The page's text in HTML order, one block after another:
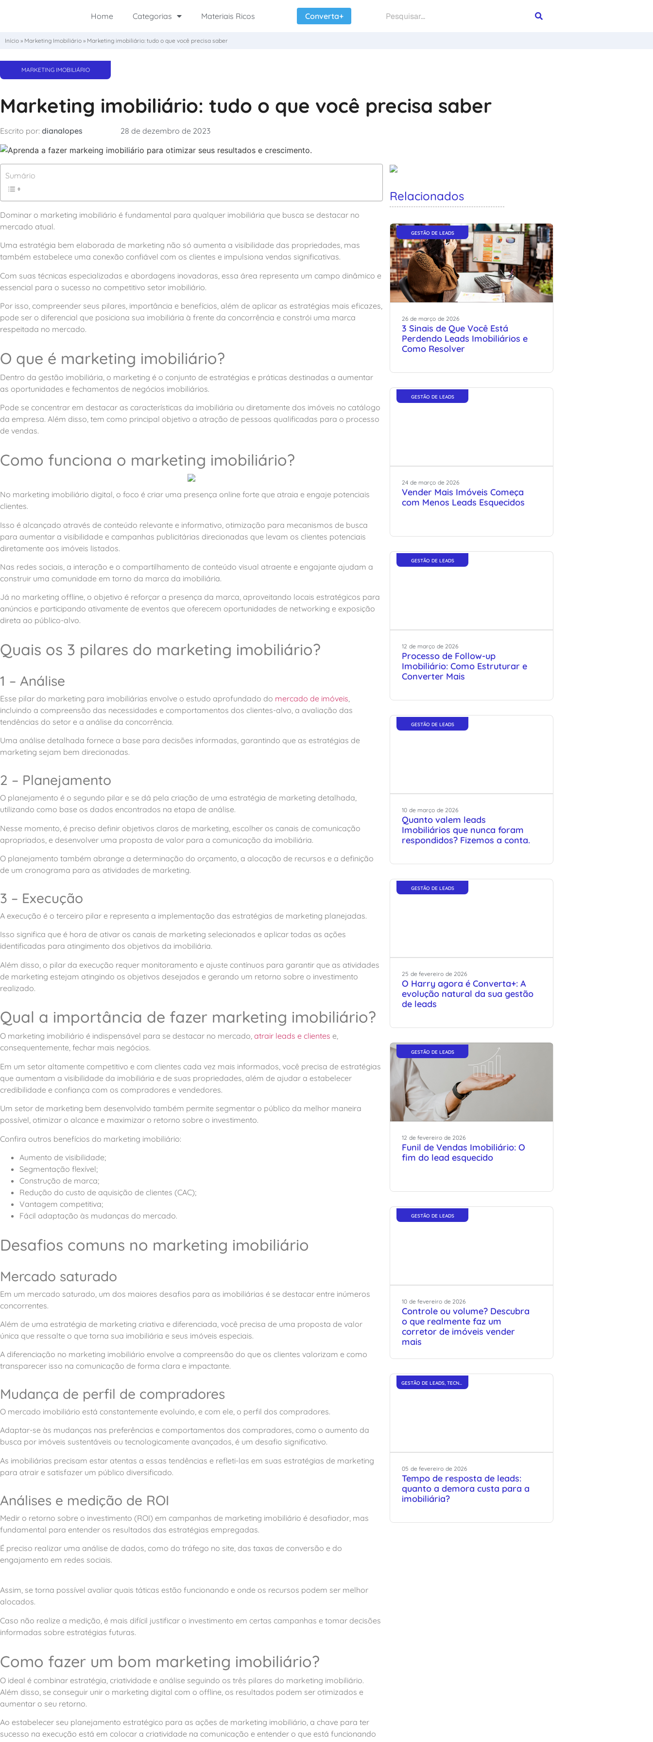
Home Categorias Materiais Ricos Converta+
Início » Marketing Imobiliário » Marketing imobiliário: tudo o que você precisa saber
MARKETING IMOBILIÁRIO
Marketing imobiliário: tudo o que você precisa saber
Escrito por: dianalopes 28 de dezembro de 2023
Sumário
Dominar o marketing imobiliário é fundamental para qualquer imobiliária que busca se destacar no
mercado atual.
Uma estratégia bem elaborada de marketing não só aumenta a visibilidade das propriedades, mas
também estabelece uma conexão confiável com os clientes e impulsiona vendas significativas.
Com suas técnicas especializadas e abordagens inovadoras, essa área representa um campo dinâmico e
essencial para o sucesso no competitivo setor imobiliário.
Por isso, compreender seus pilares, importância e benefícios, além de aplicar as estratégias mais eficazes,
pode ser o diferencial que posiciona sua imobiliária à frente da concorrência e constrói uma marca
respeitada no mercado.
O que é marketing imobiliário?
Dentro da gestão imobiliária, o marketing é o conjunto de estratégias e práticas destinadas a aumentar
as oportunidades e fechamentos de negócios imobiliários.
Pode se concentrar em destacar as características da imobiliária ou diretamente dos imóveis no catálogo
da empresa. Além disso, tem como principal objetivo a atração de pessoas qualificadas para o processo
de vendas.
Como funciona o marketing imobiliário?
No marketing imobiliário digital, o foco é criar uma presença online forte que atraia e engaje potenciais
clientes.
Isso é alcançado através de conteúdo relevante e informativo, otimização para mecanismos de busca
para aumentar a visibilidade e campanhas publicitárias direcionadas que levam os clientes potenciais
diretamente aos imóveis listados.
Nas redes sociais, a interação e o compartilhamento de conteúdo visual atraente e engajante ajudam a
construir uma comunidade em torno da marca da imobiliária.
Já no marketing offline, o objetivo é reforçar a presença da marca, aproveitando locais estratégicos para
anúncios e participando ativamente de eventos que oferecem oportunidades de networking e exposição
direta ao público-alvo.
Quais os 3 pilares do marketing imobiliário?
1 – Análise
Esse pilar do marketing para imobiliárias envolve o estudo aprofundado do mercado de imóveis,
incluindo a compreensão das necessidades e comportamentos dos clientes-alvo, a avaliação das
tendências do setor e a análise da concorrência.
Uma análise detalhada fornece a base para decisões informadas, garantindo que as estratégias de
marketing sejam bem direcionadas.
2 – Planejamento
O planejamento é o segundo pilar e se dá pela criação de uma estratégia de marketing detalhada,
utilizando como base os dados encontrados na etapa de análise.
Nesse momento, é preciso definir objetivos claros de marketing, escolher os canais de comunicação
apropriados, e desenvolver uma proposta de valor para a comunicação da imobiliária.
O planejamento também abrange a determinação do orçamento, a alocação de recursos e a definição
de um cronograma para as atividades de marketing.
3 – Execução
A execução é o terceiro pilar e representa a implementação das estratégias de marketing planejadas.
Isso significa que é hora de ativar os canais de marketing selecionados e aplicar todas as ações
identificadas para atingimento dos objetivos da imobiliária.
Além disso, o pilar da execução requer monitoramento e ajuste contínuos para garantir que as atividades
de marketing estejam atingindo os objetivos desejados e gerando um retorno sobre o investimento
realizado.
Qual a importância de fazer marketing imobiliário?
O marketing imobiliário é indispensável para se destacar no mercado, atrair leads e clientes e,
consequentemente, fechar mais negócios.
Em um setor altamente competitivo e com clientes cada vez mais informados, você precisa de estratégias
que aumentam a visibilidade da imobiliária e de suas propriedades, além de ajudar a estabelecer
credibilidade e confiança com os compradores e vendedores.
Um setor de marketing bem desenvolvido também permite segmentar o público da melhor maneira
possível, otimizar o alcance e maximizar o retorno sobre o investimento.
Confira outros benefícios do marketing imobiliário:
Aumento de visibilidade;
Segmentação flexível;
Construção de marca;
Redução do custo de aquisição de clientes (CAC);
Vantagem competitiva;
Fácil adaptação às mudanças do mercado.
Desafios comuns no marketing imobiliário
Mercado saturado
Em um mercado saturado, um dos maiores desafios para as imobiliárias é se destacar entre inúmeros
concorrentes.
Além de uma estratégia de marketing criativa e diferenciada, você precisa de uma proposta de valor
única que ressalte o que torna sua imobiliária e seus imóveis especiais.
A diferenciação no marketing imobiliário envolve a compreensão do que os clientes valorizam e como
transparecer isso na comunicação de forma clara e impactante.
Mudança de perfil de compradores
O mercado imobiliário está constantemente evoluindo, e com ele, o perfil dos compradores.
Adaptar-se às mudanças nas preferências e comportamentos dos compradores, como o aumento da
busca por imóveis sustentáveis ou tecnologicamente avançados, é um desafio significativo.
As imobiliárias precisam estar atentas a essas tendências e refleti-las em suas estratégias de marketing
para atrair e satisfazer um público diversificado.
Análises e medição de ROI
Medir o retorno sobre o investimento (ROI) em campanhas de marketing imobiliário é desafiador, mas
fundamental para entender os resultados das estratégias empregadas.
É preciso realizar uma análise de dados, como do tráfego no site, das taxas de conversão e do
engajamento em redes sociais.
Assim, se torna possível avaliar quais táticas estão funcionando e onde os recursos podem ser melhor
alocados.
Caso não realize a medição, é mais difícil justificar o investimento em certas campanhas e tomar decisões
informadas sobre estratégias futuras.
Como fazer um bom marketing imobiliário?
O ideal é combinar estratégia, criatividade e análise seguindo os três pilares do marketing imobiliário.
Além disso, se conseguir unir o marketing digital com o offline, os resultados podem ser otimizados e
aumentar o seu retorno.
Ao estabelecer seu planejamento estratégico para as ações de marketing imobiliário, a chave para ter
sucesso na execução está em colocar a criatividade na comunicação e entender o que está funcionando
Relacionados
GESTÃO DE LEADS
26 de março de 2026
3 Sinais de Que Você Está
Perdendo Leads Imobiliários e
Como Resolver
GESTÃO DE LEADS
24 de março de 2026
Vender Mais Imóveis Começa
com Menos Leads Esquecidos
GESTÃO DE LEADS
12 de março de 2026
Processo de Follow-up
Imobiliário: Como Estruturar e
Converter Mais
GESTÃO DE LEADS
10 de março de 2026
Quanto valem leads
Imobiliários que nunca foram
respondidos? Fizemos a conta.
GESTÃO DE LEADS
25 de fevereiro de 2026
O Harry agora é Converta+: A
evolução natural da sua gestão
de leads
GESTÃO DE LEADS
12 de fevereiro de 2026
Funil de Vendas Imobiliário: O
fim do lead esquecido
GESTÃO DE LEADS
10 de fevereiro de 2026
Controle ou volume? Descubra
o que realmente faz um
corretor de imóveis vender
mais
GESTÃO DE LEADS,TECNOLOGIA E INOVAÇÃO
05 de fevereiro de 2026
Tempo de resposta de leads:
quanto a demora custa para a
imobiliária?